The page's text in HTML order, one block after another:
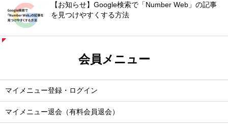
【お知らせ】Google検索で「Number Web」の記事
を見つけやすくする方法
会員メニュー
マイメニュー登録・ログイン
マイメニュー退会（有料会員退会）